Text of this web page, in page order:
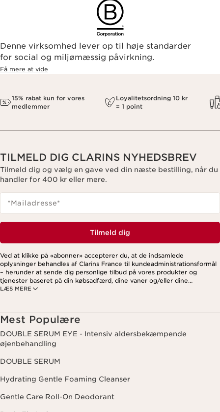
Denne virksomhed lever op til høje standarder
for social og miljømæssig påvirkning.
Få mere at vide
15% rabat kun for vores
medlemmer
Loyalitetsordning 10 kr
= 1 point
TILMELD DIG CLARINS NYHEDSBREV
Tilmeld dig og vælg en gave ved din næste bestilling, når du
handler for 400 kr eller mere.
*Mailadresse*
Tilmeld dig
LÆS MERE
Ved at klikke på «abonner» accepterer du, at de indsamlede
oplysninger behandles af Clarins France til kundeadministrationsformål
– herunder at sende dig personlige tilbud på vores produkter og
tjenester baseret på din købsadfærd, dine vaner og/eller dine
interesser. Dette kan også omfatte visning på sociale medier og
nyhedsbrev. For mere information om, hvordan vi håndterer dine data
og dine rettigheder, se venligst vores
Mest Populære
DOUBLE SERUM EYE - Intensiv aldersbekæmpende
øjenbehandling
DOUBLE SERUM
Hydrating Gentle Foaming Cleanser
Gentle Care Roll-On Deodorant